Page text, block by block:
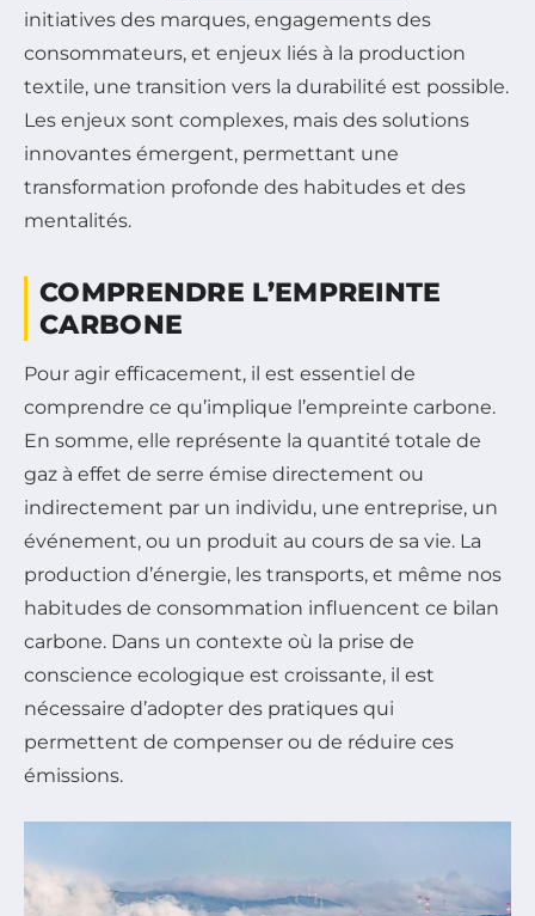
initiatives des marques, engagements des
consommateurs, et enjeux liés à la production
textile, une transition vers la durabilité est possible.
Les enjeux sont complexes, mais des solutions
innovantes émergent, permettant une
transformation profonde des habitudes et des
mentalités.
COMPRENDRE L’EMPREINTE
CARBONE
Pour agir efficacement, il est essentiel de
comprendre ce qu’implique l’empreinte carbone.
En somme, elle représente la quantité totale de
gaz à effet de serre émise directement ou
indirectement par un individu, une entreprise, un
événement, ou un produit au cours de sa vie. La
production d’énergie, les transports, et même nos
habitudes de consommation influencent ce bilan
carbone. Dans un contexte où la prise de
conscience ecologique est croissante, il est
nécessaire d’adopter des pratiques qui
permettent de compenser ou de réduire ces
émissions.